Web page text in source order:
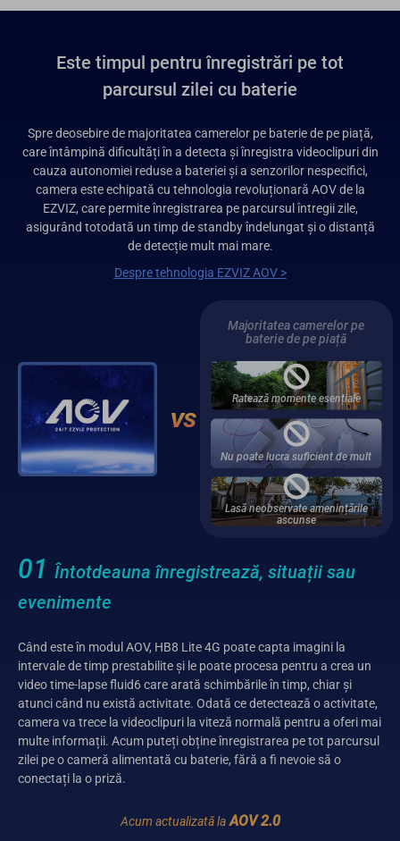
Este timpul pentru înregistrări pe tot
parcursul zilei cu baterie
Spre deosebire de majoritatea camerelor pe baterie de pe piață,
care întâmpină dificultăți în a detecta și înregistra videoclipuri din
cauza autonomiei reduse a bateriei și a senzorilor nespecifici,
camera este echipată cu tehnologia revoluționară AOV de la
EZVIZ, care permite înregistrarea pe parcursul întregii zile,
asigurând totodată un timp de standby îndelungat și o distanță
de detecție mult mai mare.
Despre tehnologia EZVIZ AOV >
Majoritatea camerelor pe
baterie de pe piață
Ratează momente esențiale
Nu poate lucra suficient de mult
Lasă neobservate amenințările
ascunse
01Întotdeauna înregistrează, situații sau
evenimente
Când este în modul AOV, HB8 Lite 4G poate capta imagini la
intervale de timp prestabilite și le poate procesa pentru a crea un
video time-lapse fluid6 care arată schimbările în timp, chiar și
atunci când nu există activitate. Odată ce detectează o activitate,
camera va trece la videoclipuri la viteză normală pentru a oferi mai
multe informații. Acum puteți obține înregistrarea pe tot parcursul
zilei pe o cameră alimentată cu baterie, fără a fi nevoie să o
conectați la o priză.
Acum actualizată laAOV 2.0